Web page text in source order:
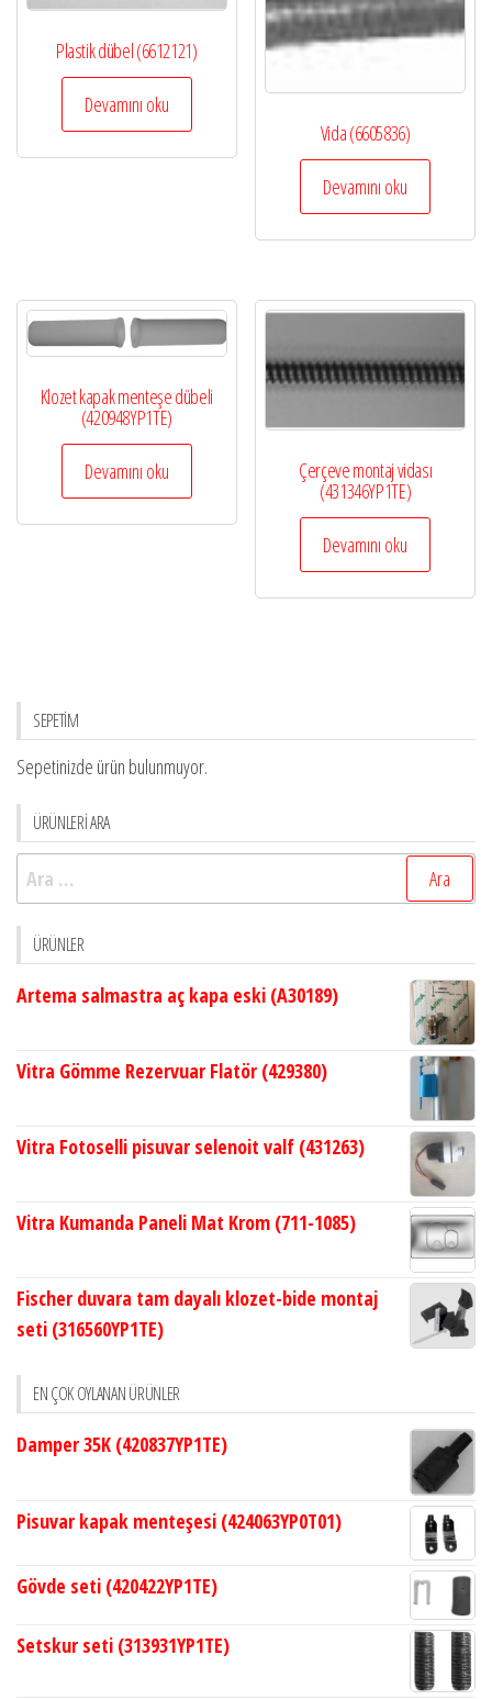
Plastik dübel (6612121)
Devamını oku
Vida (6605836)
Devamını oku
Klozet kapak menteşe dübeli
(420948YP1TE)
Devamını oku Çerçeve montaj vidası
(431346YP1TE)
Devamını oku
SEPETİM
Sepetinizde ürün bulunmuyor.
ÜRÜNLERİ ARA
Arama:
ÜRÜNLER
Artema salmastra aç kapa eski (A30189)
Vitra Gömme Rezervuar Flatör (429380)
Vitra Fotoselli pisuvar selenoit valf (431263)
Vitra Kumanda Paneli Mat Krom (711-1085)
Fischer duvara tam dayalı klozet-bide montaj
seti (316560YP1TE)
EN ÇOK OYLANAN ÜRÜNLER
Damper 35K (420837YP1TE)
Pisuvar kapak menteşesi (424063YP0T01)
Gövde seti (420422YP1TE)
Setskur seti (313931YP1TE)